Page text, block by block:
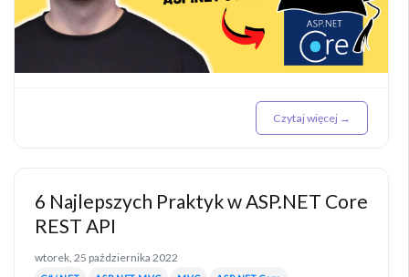
Czytaj więcej →
6 Najlepszych Praktyk w ASP.NET Core
REST API
wtorek, 25 października 2022